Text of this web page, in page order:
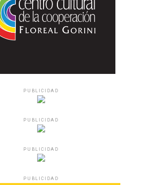
PUBLICIDAD
PUBLICIDAD
PUBLICIDAD
PUBLICIDAD